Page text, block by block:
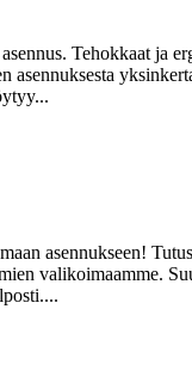
Tehokkaat ja
asennuksesta
asennukseen!
valikoimaamme.